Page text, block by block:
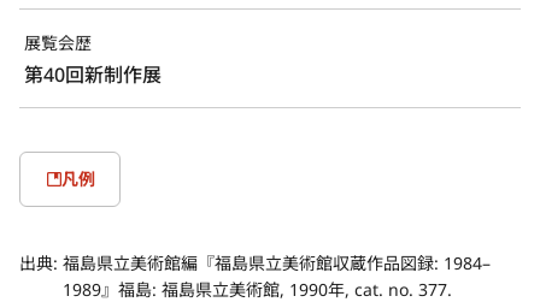
展覧会歴
第40回新制作展
凡例
出典: 福島県立美術館編『福島県立美術館収蔵作品図録: 1984–
1989』福島: 福島県立美術館, 1990年, cat. no. 377.